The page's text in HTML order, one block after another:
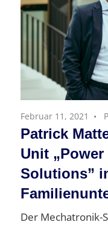
Februar 11, 2021
Patrick
Unit
Solutions”
Der Mechatronik-